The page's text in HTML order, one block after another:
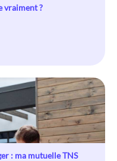
vraiment ?
: ma mutuelle TNS